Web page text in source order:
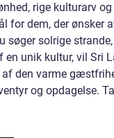
rige kulturarv og
for dem, der ønsker
søger solrige strande,
en unik kultur, vil Sri
den varme
og opdagelse.